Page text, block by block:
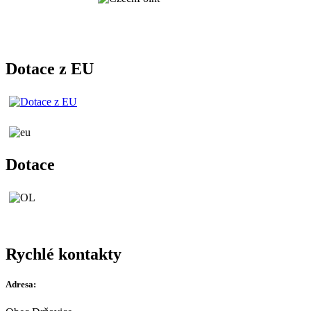
Dotace z EU
Dotace
Rychlé kontakty
Adresa: